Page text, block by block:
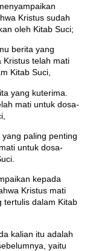
Kristus sudah
oleh Kitab Suci;
berita yang
Kristus telah mati
Kitab Suci,
yang kuterima.
mati untuk dosa-
paling penting
untuk dosa-
kepada
Kristus mati
tertulis dalam Kitab
kalian itu adalah
yaitu